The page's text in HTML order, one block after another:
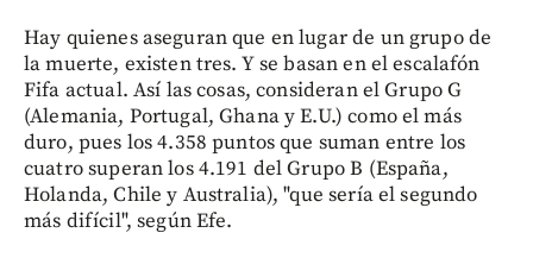
Hay quienes aseguran que en lugar de un grupo de
la muerte, existen tres. Y se basan en el escalafón
Fifa actual. Así las cosas, consideran el Grupo G
(Alemania, Portugal, Ghana y E.U.) como el más
duro, pues los 4.358 puntos que suman entre los
cuatro superan los 4.191 del Grupo B (España,
Holanda, Chile y Australia), "que sería el segundo
más difícil", según Efe.